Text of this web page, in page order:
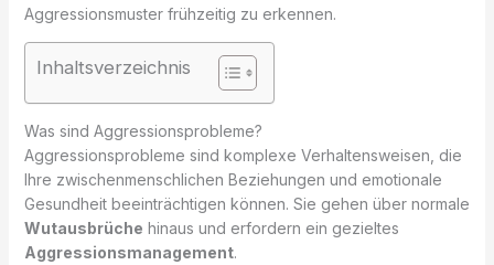
Aggressionsmuster frühzeitig zu erkennen.
Inhaltsverzeichnis
Was sind Aggressionsprobleme?
Aggressionsprobleme sind komplexe Verhaltensweisen, die
Ihre zwischenmenschlichen Beziehungen und emotionale
Gesundheit beeinträchtigen können. Sie gehen über normale
Wutausbrüche hinaus und erfordern ein gezieltes
Aggressionsmanagement.